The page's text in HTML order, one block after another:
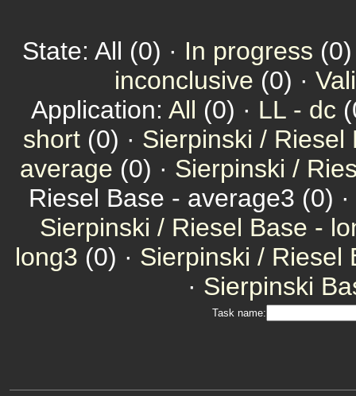
State: All (0) · In progress
inconclusive (0) ·
Application: All (0) · LL - dc
short (0) · Sierpinski / Riesel
average (0) · Sierpinski /
Riesel Base - average3 (0) ·
Sierpinski / Riesel Base -
long3 (0) · Sierpinski / Riesel
· Sierpinski
Task name: